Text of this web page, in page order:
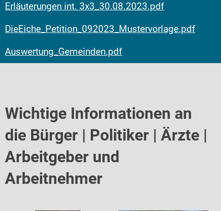
Erläuterungen int. 3x3_30.08.2023.pdf
DieEiche_Petition_092023_Mustervorlage.pdf
Auswertung_Gemeinden.pdf
Wichtige Informationen an
die Bürger | Politiker | Ärzte |
Arbeitgeber und
Arbeitnehmer